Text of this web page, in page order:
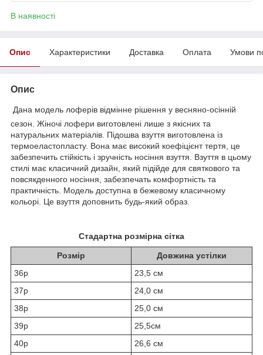
В наявності
Опис Характеристики Доставка Оплата Умови
Опис
Дана модель лоферів відмінне рішення у весняно-осінній
сезон. Жіночі лофери виготовлені лише з якісних та
натуральних матеріалів. Підошва взуття виготовлена із
термоеластопласту. Вона має високий коефіцієнт тертя, це
забезпечить стійкість і зручність носіння взуття. Взуття в цьому
стилі має класичний дизайн, який підійде для святкового та
повсякденного носіння, забезпечать комфортність та
практичність. Модель доступна в бежевому класичному
кольорі. Це взуття доповнить будь-який образ.
Стадартна розмірна сітка
Розмір
Довжина устілки
36р
23,5 см
37р
24,0 см
38р
25,0 см
39р
25,5см
40р
26,6 см